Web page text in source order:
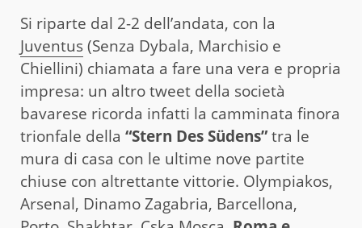
Si riparte dal 2-2 dell’andata, con la
Juventus(Senza Dybala, Marchisio e
Chiellini) chiamata a fare una vera e propria
impresa: un altro tweet della società
bavarese ricorda infatti la camminata finora
trionfale della “Stern Des Südens”tra le
mura di casa con le ultime nove partite
chiuse con altrettante vittorie. Olympiakos,
Arsenal, Dinamo Zagabria, Barcellona,